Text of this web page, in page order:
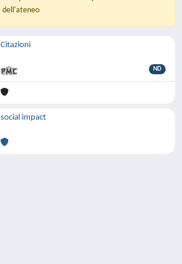
dell'ateneo
Citazioni
ND
social impact